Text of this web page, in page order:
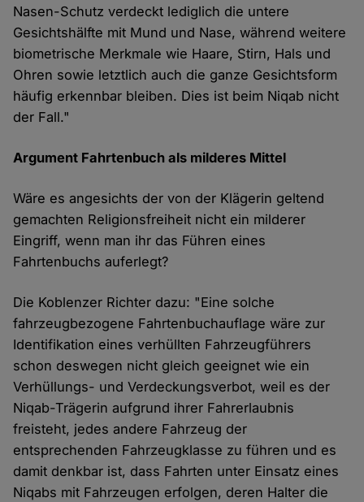
Nasen-Schutz verdeckt lediglich die untere
Gesichtshälfte mit Mund und Nase, während weitere
biometrische Merkmale wie Haare, Stirn, Hals und
Ohren sowie letztlich auch die ganze Gesichtsform
häufig erkennbar bleiben. Dies ist beim Niqab nicht
der Fall."
Argument Fahrtenbuch als milderes Mittel
Wäre es angesichts der von der Klägerin geltend
gemachten Religionsfreiheit nicht ein milderer
Eingriff, wenn man ihr das Führen eines
Fahrtenbuchs auferlegt?
Die Koblenzer Richter dazu: "Eine solche
fahrzeugbezogene Fahrtenbuchauflage wäre zur
Identifikation eines verhüllten Fahrzeugführers
schon deswegen nicht gleich geeignet wie ein
Verhüllungs- und Verdeckungsverbot, weil es der
Niqab-Trägerin aufgrund ihrer Fahrerlaubnis
freisteht, jedes andere Fahrzeug der
entsprechenden Fahrzeugklasse zu führen und es
damit denkbar ist, dass Fahrten unter Einsatz eines
Niqabs mit Fahrzeugen erfolgen, deren Halter die